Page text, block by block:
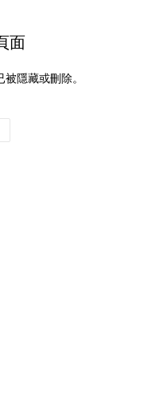
面
隱藏或刪除。